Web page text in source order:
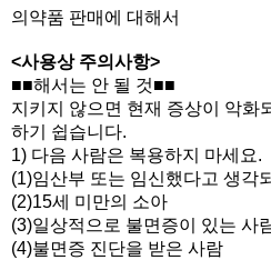
의약품 판매에 대해서
<사용상 주의사항>
■■해서는 안 될 것■■
지키지 않으면 현재 증상이 악화
하기 쉽습니다.
1) 다음 사람은 복용하지 마세요.
(1)임산부 또는 임신했다고 생각
(2)15세 미만의 소아
(3)일상적으로 불면증이 있는 사
(4)불면증 진단을 받은 사람